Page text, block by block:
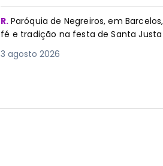
R. Paróquia de Negreiros, em
fé e tradição na festa de Santa Justa
3 agosto 2026